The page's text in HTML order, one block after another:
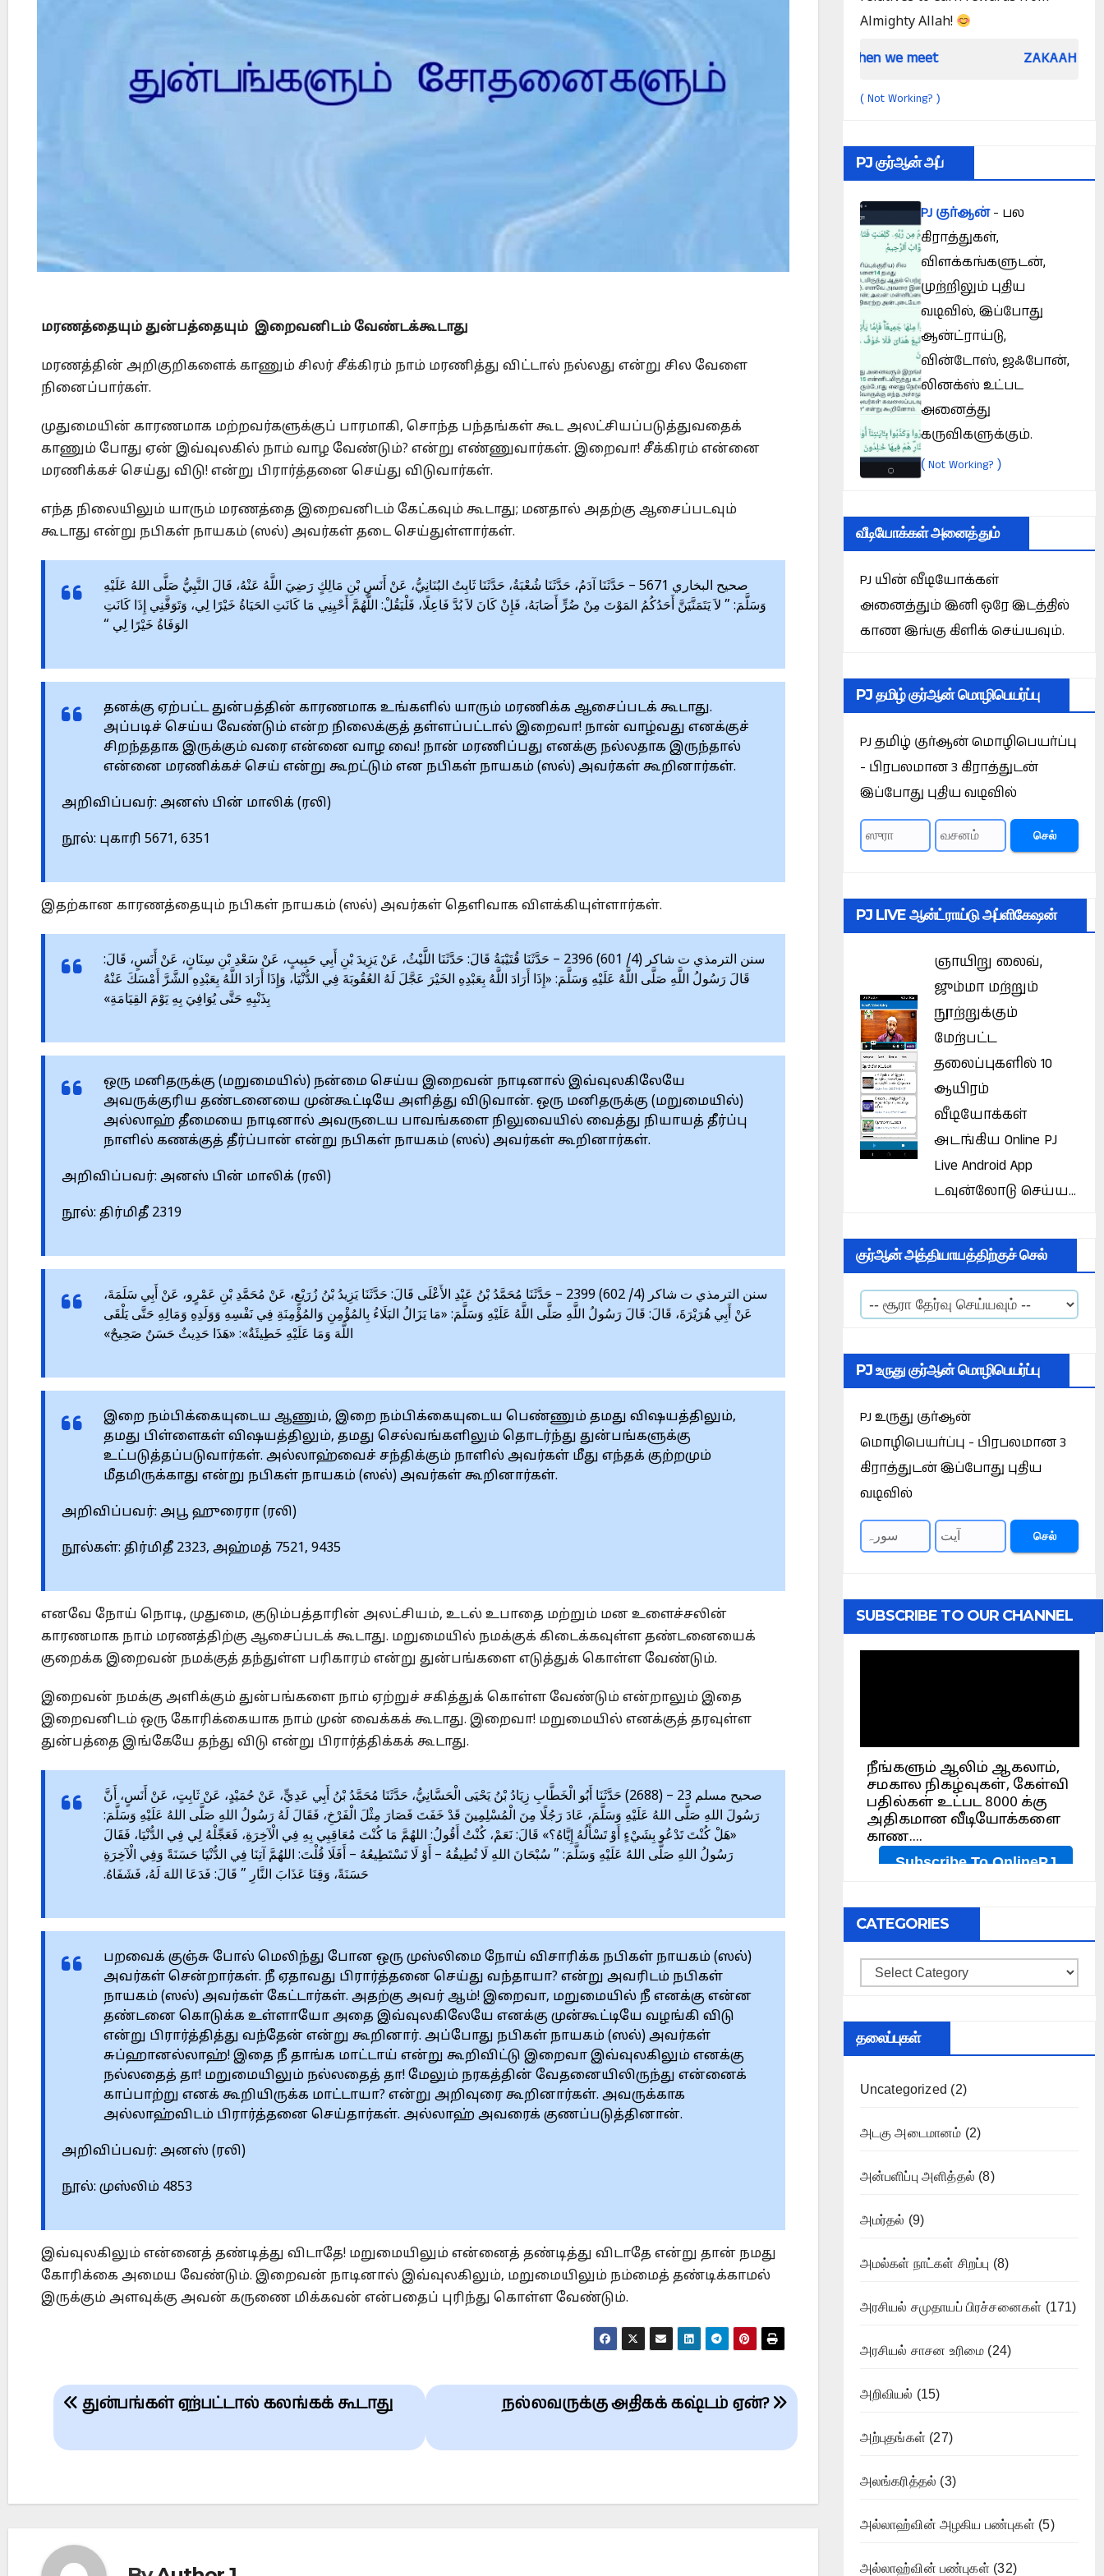
மரணத்தையும் துன்பத்தையும் இறைவனிடம் வேண்டக்கூடாது
மரணத்தின் அறிகுறிகளைக் காணும் சிலர் சீக்கிரம் நாம் மரணித்து விட்டால் நல்லது என்று சில வேளை
நினைப்பார்கள்.
முதுமையின் காரணமாக மற்றவர்களுக்குப் பாரமாகி, சொந்த பந்தங்கள் கூட அலட்சியப்படுத்துவதைக்
காணும் போது ஏன் இவ்வுலகில் நாம் வாழ வேண்டும்? என்று எண்ணுவார்கள். இறைவா! சீக்கிரம் என்னை
மரணிக்கச் செய்து விடு! என்று பிரார்த்தனை செய்து விடுவார்கள்.
எந்த நிலையிலும் யாரும் மரணத்தை இறைவனிடம் கேட்கவும் கூடாது; மனதால் அதற்கு ஆசைப்படவும்
கூடாது என்று நபிகள் நாயகம் (ஸல்) அவர்கள் தடை செய்துள்ளார்கள்.
صحيح البخاري 5671 – حَدَّثَنَا آدَمُ، حَدَّثَنَا شُعْبَةُ، حَدَّثَنَا ثَابِتٌ البُنَانِيُّ، عَنْ أَنَسِ بْنِ مَالِكٍ رَضِيَ اللَّهُ عَنْهُ، قَالَ النَّبِيُّ صَلَّى اللهُ عَلَيْهِ
وَسَلَّمَ: ” لاَ يَتَمَنَّيَنَّ أَحَدُكُمُ المَوْتَ مِنْ ضُرٍّ أَصَابَهُ، فَإِنْ كَانَ لاَ بُدَّ فَاعِلًا، فَلْيَقُلْ: اللَّهُمَّ أَحْيِنِي مَا كَانَتِ الحَيَاةُ خَيْرًا لِي، وَتَوَفَّنِي إِذَا كَانَتِ
الوَفَاةُ خَيْرًا لِي “
தனக்கு ஏற்பட்ட துன்பத்தின் காரணமாக உங்களில் யாரும் மரணிக்க ஆசைப்படக் கூடாது.
அப்படிச் செய்ய வேண்டும் என்ற நிலைக்குத் தள்ளப்பட்டால் இறைவா! நான் வாழ்வது எனக்குச்
சிறந்ததாக இருக்கும் வரை என்னை வாழ வை! நான் மரணிப்பது எனக்கு நல்லதாக இருந்தால்
என்னை மரணிக்கச் செய் என்று கூறட்டும் என நபிகள் நாயகம் (ஸல்) அவர்கள் கூறினார்கள்.
அறிவிப்பவர்: அனஸ் பின் மாலிக் (ரலி)
நூல்: புகாரி 5671, 6351
இதற்கான காரணத்தையும் நபிகள் நாயகம் (ஸல்) அவர்கள் தெளிவாக விளக்கியுள்ளார்கள்.
سنن الترمذي ت شاكر (4/ 601) 2396 – حَدَّثَنَا قُتَيْبَةُ قَالَ: حَدَّثَنَا اللَّيْثُ، عَنْ يَزِيدَ بْنِ أَبِي حَبِيبٍ، عَنْ سَعْدِ بْنِ سِنَانٍ، عَنْ أَنَسٍ، قَالَ:
قَالَ رَسُولُ اللَّهِ صَلَّى اللَّهُ عَلَيْهِ وَسَلَّمَ: «إِذَا أَرَادَ اللَّهُ بِعَبْدِهِ الخَيْرَ عَجَّلَ لَهُ العُقُوبَةَ فِي الدُّنْيَا، وَإِذَا أَرَادَ اللَّهُ بِعَبْدِهِ الشَّرَّ أَمْسَكَ عَنْهُ
بِذَنْبِهِ حَتَّى يُوَافِيَ بِهِ يَوْمَ القِيَامَةِ»
ஒரு மனிதருக்கு (மறுமையில்) நன்மை செய்ய இறைவன் நாடினால் இவ்வுலகிலேயே
அவருக்குரிய தண்டனையை முன்கூட்டியே அளித்து விடுவான். ஒரு மனிதருக்கு (மறுமையில்)
அல்லாஹ் தீமையை நாடினால் அவருடைய பாவங்களை நிலுவையில் வைத்து நியாயத் தீர்ப்பு
நாளில் கணக்குத் தீர்ப்பான் என்று நபிகள் நாயகம் (ஸல்) அவர்கள் கூறினார்கள்.
அறிவிப்பவர்: அனஸ் பின் மாலிக் (ரலி)
நூல்: திர்மிதீ 2319
سنن الترمذي ت شاكر (4/ 602) 2399 – حَدَّثَنَا مُحَمَّدُ بْنُ عَبْدِ الأَعْلَى قَالَ: حَدَّثَنَا يَزِيدُ بْنُ زُرَيْعٍ، عَنْ مُحَمَّدِ بْنِ عَمْرٍو، عَنْ أَبِي سَلَمَةَ،
عَنْ أَبِي هُرَيْرَةَ، قَالَ: قَالَ رَسُولُ اللَّهِ صَلَّى اللَّهُ عَلَيْهِ وَسَلَّمَ: «مَا يَزَالُ البَلَاءُ بِالمُؤْمِنِ وَالمُؤْمِنَةِ فِي نَفْسِهِ وَوَلَدِهِ وَمَالِهِ حَتَّى يَلْقَى
اللَّهَ وَمَا عَلَيْهِ خَطِيئَةٌ»: «هَذَا حَدِيثٌ حَسَنٌ صَحِيحٌ»
இறை நம்பிக்கையுடைய ஆணும், இறை நம்பிக்கையுடைய பெண்ணும் தமது விஷயத்திலும்,
தமது பிள்ளைகள் விஷயத்திலும், தமது செல்வங்களிலும் தொடர்ந்து துன்பங்களுக்கு
உட்படுத்தப்படுவார்கள். அல்லாஹ்வைச் சந்திக்கும் நாளில் அவர்கள் மீது எந்தக் குற்றமும்
மீதமிருக்காது என்று நபிகள் நாயகம் (ஸல்) அவர்கள் கூறினார்கள்.
அறிவிப்பவர்: அபூ ஹுரைரா (ரலி)
நூல்கள்: திர்மிதீ 2323, அஹ்மத் 7521, 9435
எனவே நோய் நொடி, முதுமை, குடும்பத்தாரின் அலட்சியம், உடல் உபாதை மற்றும் மன உளைச்சலின்
காரணமாக நாம் மரணத்திற்கு ஆசைப்படக் கூடாது. மறுமையில் நமக்குக் கிடைக்கவுள்ள தண்டனையைக்
குறைக்க இறைவன் நமக்குத் தந்துள்ள பரிகாரம் என்று துன்பங்களை எடுத்துக் கொள்ள வேண்டும்.
இறைவன் நமக்கு அளிக்கும் துன்பங்களை நாம் ஏற்றுச் சகித்துக் கொள்ள வேண்டும் என்றாலும் இதை
இறைவனிடம் ஒரு கோரிக்கையாக நாம் முன் வைக்கக் கூடாது. இறைவா! மறுமையில் எனக்குத் தரவுள்ள
துன்பத்தை இங்கேயே தந்து விடு என்று பிரார்த்திக்கக் கூடாது.
صحيح مسلم 23 – (2688) حَدَّثَنَا أَبُو الْخَطَّابِ زِيَادُ بْنُ يَحْيَى الْحَسَّانِيُّ، حَدَّثَنَا مُحَمَّدُ بْنُ أَبِي عَدِيٍّ، عَنْ حُمَيْدٍ، عَنْ ثَابِتٍ، عَنْ أَنَسٍ، أَنَّ
رَسُولَ اللهِ صَلَّى اللهُ عَلَيْهِ وَسَلَّمَ، عَادَ رَجُلًا مِنَ الْمُسْلِمِينَ قَدْ خَفَتَ فَصَارَ مِثْلَ الْفَرْخِ، فَقَالَ لَهُ رَسُولُ اللهِ صَلَّى اللهُ عَلَيْهِ وَسَلَّمَ:
«هَلْ كُنْتَ تَدْعُو بِشَيْءٍ أَوْ تَسْأَلُهُ إِيَّاهُ؟» قَالَ: نَعَمْ، كُنْتُ أَقُولُ: اللهُمَّ مَا كُنْتَ مُعَاقِبِي بِهِ فِي الْآخِرَةِ، فَعَجِّلْهُ لِي فِي الدُّنْيَا، فَقَالَ
رَسُولُ اللهِ صَلَّى اللهُ عَلَيْهِ وَسَلَّمَ: ” سُبْحَانَ اللهِ لَا تُطِيقُهُ – أَوْ لَا تَسْتَطِيعُهُ – أَفَلَا قُلْتَ: اللهُمَّ آتِنَا فِي الدُّنْيَا حَسَنَةً وَفِي الْآخِرَةِ
حَسَنَةً، وَقِنَا عَذَابَ النَّارِ ” قَالَ: فَدَعَا اللهَ لَهُ، فَشَفَاهُ.
பறவைக் குஞ்சு போல் மெலிந்து போன ஒரு முஸ்லிமை நோய் விசாரிக்க நபிகள் நாயகம் (ஸல்)
அவர்கள் சென்றார்கள். நீ ஏதாவது பிரார்த்தனை செய்து வந்தாயா? என்று அவரிடம் நபிகள்
நாயகம் (ஸல்) அவர்கள் கேட்டார்கள். அதற்கு அவர் ஆம்! இறைவா, மறுமையில் நீ எனக்கு என்ன
தண்டனை கொடுக்க உள்ளாயோ அதை இவ்வுலகிலேயே எனக்கு முன்கூட்டியே வழங்கி விடு
என்று பிரார்த்தித்து வந்தேன் என்று கூறினார். அப்போது நபிகள் நாயகம் (ஸல்) அவர்கள்
சுப்ஹானல்லாஹ்! இதை நீ தாங்க மாட்டாய் என்று கூறிவிட்டு இறைவா இவ்வுலகிலும் எனக்கு
நல்லதைத் தா! மறுமையிலும் நல்லதைத் தா! மேலும் நரகத்தின் வேதனையிலிருந்து என்னைக்
காப்பாற்று எனக் கூறியிருக்க மாட்டாயா? என்று அறிவுரை கூறினார்கள். அவருக்காக
அல்லாஹ்விடம் பிரார்த்தனை செய்தார்கள். அல்லாஹ் அவரைக் குணப்படுத்தினான்.
அறிவிப்பவர்: அனஸ் (ரலி)
நூல்: முஸ்லிம் 4853
இவ்வுலகிலும் என்னைத் தண்டித்து விடாதே! மறுமையிலும் என்னைத் தண்டித்து விடாதே என்று தான் நமது
கோரிக்கை அமைய வேண்டும். இறைவன் நாடினால் இவ்வுலகிலும், மறுமையிலும் நம்மைத் தண்டிக்காமல்
இருக்கும் அளவுக்கு அவன் கருணை மிக்கவன் என்பதைப் புரிந்து கொள்ள வேண்டும்.
Post
navigation
நல்லவருக்கு அதிகக் கஷ்டம் ஏன்?
துன்பங்கள் ஏற்பட்டால் கலங்கக் கூடாது
Almighty Allah!
Did Jesus Resurrect on Sunday or Monday? Is Prophet Muhammad superior to Jesus? ZAKAAH (In the light of Qur
( Not Working? )
PJ குர்ஆன் அப்
PJ குர்ஆன்- பல
கிராத்துகள்,
விளக்கங்களுடன்,
முற்றிலும் புதிய
வடிவில், இப்போது
ஆன்ட்ராய்டு,
வின்டோஸ், ஜஃபோன்,
லினக்ஸ் உட்பட
அனைத்து
கருவிகளுக்கும்.
(Not Working? )
வீடியோக்கள் அனைத்தும்
PJ யின் வீடியோக்கள்
அனைத்தும் இனி ஒரே இடத்தில்
காண இங்கு கிளிக் செய்யவும்.
PJ தமிழ் குர்ஆன் மொழிபெயர்ப்பு
PJ தமிழ் குர்ஆன் மொழிபெயர்ப்பு
- பிரபலமான 3 கிராத்துடன்
இப்போது புதிய வடிவில்
செல்
PJ LIVE ஆன்ட்ராய்டு அப்ளிகேஷன்
ஞாயிறு லைவ்,
ஜும்மா மற்றும்
நூற்றுக்கும்
மேற்பட்ட
தலைப்புகளில் 10
ஆயிரம்
வீடியோக்கள்
அடங்கிய Online PJ
Live Android App
டவுன்லோடு செய்ய...
குர்ஆன் அத்தியாயத்திற்குச் செல்
PJ உருது குர்ஆன் மொழிபெயர்ப்பு
PJ உருது குர்ஆன்
மொழிபெயர்ப்பு - பிரபலமான 3
கிராத்துடன் இப்போது புதிய
வடிவில்
செல்
SUBSCRIBE TO OUR CHANNEL
CATEGORIES
Categories
தலைப்புகள்
Uncategorized (2)
அடகு அடைமானம் (2)
அன்பளிப்பு அளித்தல் (8)
அமர்தல் (9)
அமல்கள் நாட்கள் சிறப்பு (8)
அரசியல் சமுதாயப் பிரச்சனைகள் (171)
அரசியல் சாசன உரிமை (24)
அறிவியல் (15)
அற்புதங்கள் (27)
அலங்கரித்தல் (3)
அல்லாஹ்வின் அழகிய பண்புகள் (5)
அல்லாஹ்வின் பண்புகள் (32)